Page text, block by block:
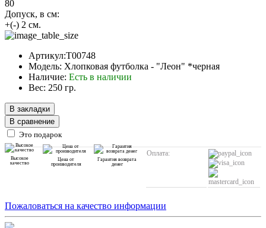
80
Допуск, в см:
+(-) 2 см.
Артикул:T00748
Модель: Хлопковая футболка - "Леон" *черная
Наличие: Есть в наличии
Вес: 250 гр.
В закладки
В сравнение
Это подарок
Высокое
качество
Цена от
производителя
Гарантия возврата
денег
Оплата:
Пожаловаться на качество информации